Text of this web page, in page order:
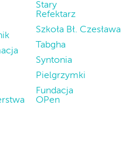
Stary
Refektarz
Szkoła Bł. Czesława
Tabgha
Syntonia
Pielgrzymki
Fundacja
OPen